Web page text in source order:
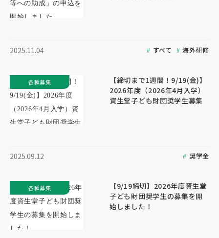
2025.11.04 すべて 海外研修
【締切まで1週間！9/19(金)】
2026年度（2026年4月入学）
資生堂子ども財団奨学生募集
2025.09.12 奨学金
各種募集
【9/19締切】2026年度資生堂
子ども財団奨学生の募集を開
始しました！
各種募集